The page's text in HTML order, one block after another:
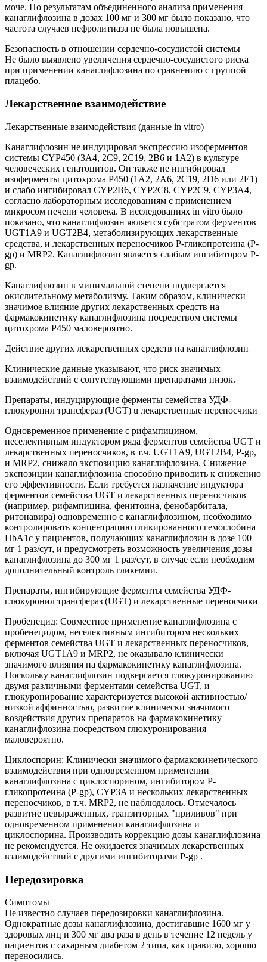
моче. По результатам объединенного анализа применения
канаглифлозина в дозах 100 мг и 300 мг было показано, что
частота случаев нефролитиаза не была повышена.
Безопасность в отношении сердечно-сосудистой системы
Не было выявлено увеличения сердечно-сосудистого риска
при применении канаглифлозина по сравнению с группой
плацебо.
Лекарственное взаимодействие
Лекарственные взаимодействия (данные in vitro)
Канаглифлозин не индуцировал экспрессию изоферментов
системы CYP450 (3А4, 2С9, 2С19, 2В6 и 1А2) в культуре
человеческих гепатоцитов. Он также не ингибировал
изоферменты цитохрома Р450 (1А2, 2А6, 2С19, 2D6 или 2Е1)
и слабо ингибировал CYP2B6, CYP2C8, CYP2C9, CYP3A4,
согласно лабораторным исследованиям с применением
микросом печени человека. В исследованиях in vitro было
показано, что канаглифлозин является субстратом ферментов
UGT1A9 и UGT2B4, метаболизирующих лекарственные
средства, и лекарственных переносчиков Р-гликопротеина (P-
gp) и MRP2. Канаглифлозин является слабым ингибитором P-
gp.
Канаглифлозин в минимальной степени подвергается
окислительному метаболизму. Таким образом, клинически
значимое влияние других лекарственных средств на
фармакокинетику канаглифлозина посредством системы
цитохрома Р450 маловероятно.
Действие других лекарственных средств на канаглифлозин
Клинические данные указывают, что риск значимых
взаимодействий с сопутствующими препаратами низок.
Препараты, индуцирующие ферменты семейства УДФ-
глюкуронил трансфераз (UGT) u лекарственные переносчики
Одновременное применение с рифампицином,
неселективным индуктором ряда ферментов семейства UGT и
лекарственных переносчиков, в т.ч. UGT1А9, UGT2B4, P-gp,
и MRP2, снижало экспозицию канаглифлозина. Снижение
экспозиции канаглифлозина способно приводить к снижению
его эффективности. Если требуется назначение индуктора
ферментов семейства UGT и лекарственных переносчиков
(например, рифампицина, фенитоина, фенобарбитала,
ритонавира) одновременно с канаглифлозином, необходимо
контролировать концентрацию гликированного гемоглобина
НbА1c у пациентов, получающих канаглифлозин в дозе 100
мг 1 раз/сут, и предусмотреть возможность увеличения дозы
канаглифлозина до 300 мг 1 раз/сут, в случае если необходим
дополнительный контроль гликемии.
Препараты, ингибирующие ферменты семейства УДФ-
глюкуронил трансфераз (UGT) и лекарственные переносчики
Пробенецид: Совместное применение канаглифлозина с
пробенецидом, неселективным ингибитором нескольких
ферментов семейства UGT и лекарственных переносчиков,
включая UGT1A9 и MRP2, не оказывало клинически
значимого влияния на фармакокинетику канаглифлозина.
Поскольку канаглифлозин подвергается глюкуронированию
двумя различными ферментами семейства UGT, и
глюкуронирование характеризуется высокой активностью/
низкой аффинностью, развитие клинически значимого
воздействия других препаратов на фармакокинетику
канаглифлозина посредством глюкуронирования
маловероятно.
Циклоспорин: Клинически значимого фармакокинетического
взаимодействия при одновременном применении
канаглифлозина с циклоспорином, ингибитором Р-
гликопротеина (P-gp), CYP3A и нескольких лекарственных
переносчиков, в т.ч. MRP2, не наблюдалось. Отмечалось
развитие невыраженных, транзиторных "приливов" при
одновременном применении канаглифлозина и
циклоспорина. Производить коррекцию дозы канаглифлозина
не рекомендуется. Не ожидается значимых лекарственных
взаимодействий с другими ингибиторами P-gp .
Передозировка
Симптомы
Не известно случаев передозировки канаглифлозина.
Однократные дозы канаглифлозина, достигавшие 1600 мг у
здоровых лиц и 300 мг два раза в день в течение 12 недель у
пациентов с сахарным диабетом 2 типа, как правило, хорошо
переносились.